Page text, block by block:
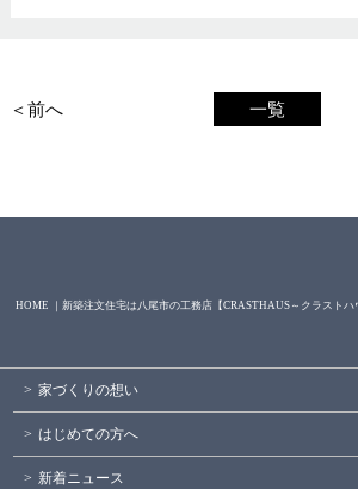
一覧
＜前へ
HOME ｜新築注文住宅は八尾市の工務店【CRASTHAUS～クラストハ
家づくりの想い
はじめての方へ
新着ニュース